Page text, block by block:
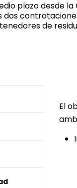
plazo desde
de
El